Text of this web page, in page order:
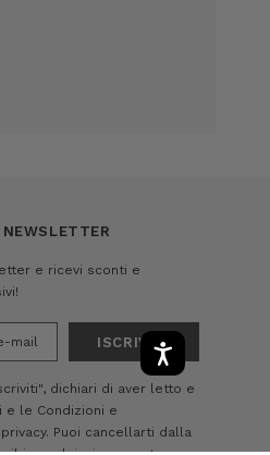
e ricevi sconti e
dichiari di aver letto e
e le Condizioni e
Puoi cancellarti dalla